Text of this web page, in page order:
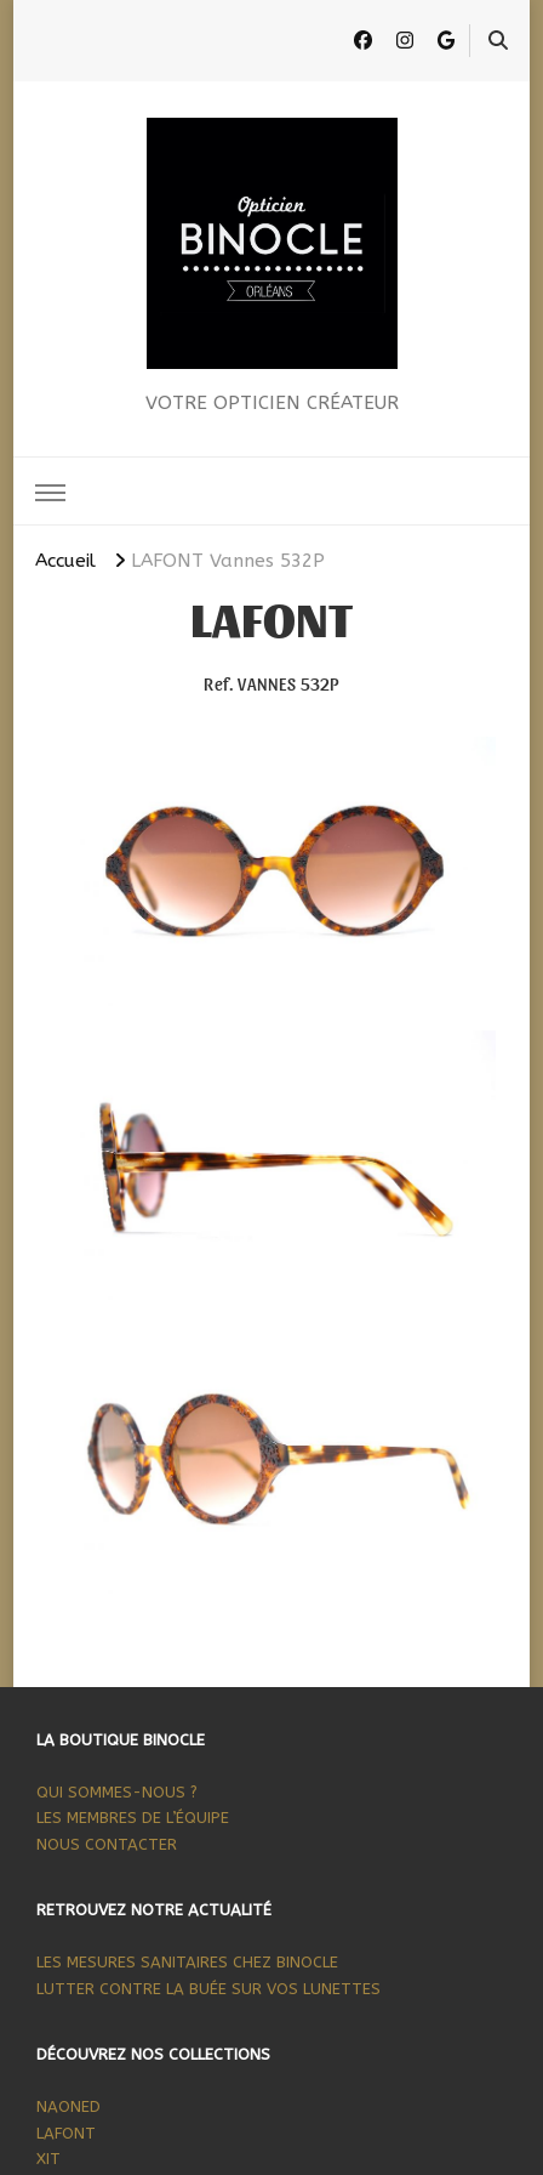
VOTRE OPTICIEN CRÉATEUR
Accueil LAFONT Vannes 532P
LAFONT
Ref. VANNES 532P
LA BOUTIQUE BINOCLE
QUI SOMMES-NOUS ?
LES MEMBRES DE L’ÉQUIPE
NOUS CONTACTER
RETROUVEZ NOTRE ACTUALITÉ
LES MESURES SANITAIRES CHEZ BINOCLE
LUTTER CONTRE LA BUÉE SUR VOS LUNETTES
DÉCOUVREZ NOS COLLECTIONS
NAONED
LAFONT
XIT